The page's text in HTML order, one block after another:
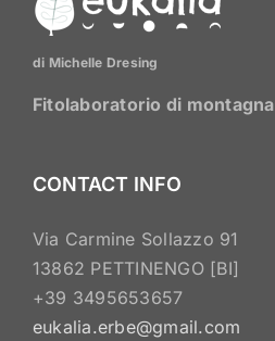
di Michelle Dresing
Fitolaboratorio di montagna
CONTACT INFO
Via Carmine Sollazzo 91
13862 PETTINENGO [BI]
+39 3495653657
eukalia.erbe@gmail.com